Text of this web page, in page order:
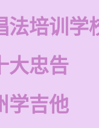
法培训学
大忠告
学吉他